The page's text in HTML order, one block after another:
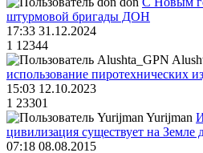
штурмовой бригады ДОН
17:33 31.12.2024
1 12344
использование пиротехнических
15:03 12.10.2023
1 23301
Yurijman
цивилизация существует на Земле
07:18 08.08.2015